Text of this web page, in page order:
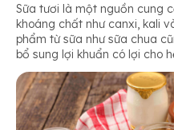
Sữa tươi là một nguồn cung
khoáng chất như canxi, kali
phẩm từ sữa như sữa chua
bổ sung lợi khuẩn có lợi cho